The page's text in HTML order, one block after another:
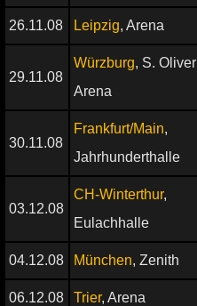
26.11.08 Leipzig, Arena
29.11.08
Würzburg, S. Oliver
Arena
30.11.08
Frankfurt/Main,
Jahrhunderthalle
03.12.08
CH-Winterthur,
Eulachhalle
04.12.08 München, Zenith
06.12.08 Trier, Arena